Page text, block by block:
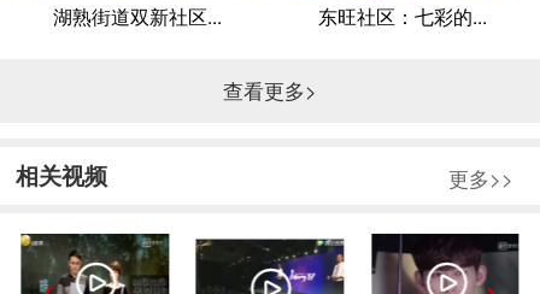
湖熟街道双新社区... 东旺社区：七彩的...
查看更多>
相关视频 更多>>
󰀛 󰀛